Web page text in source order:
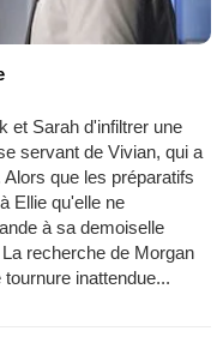
et Sarah d'infiltrer une
servant de Vivian, qui a
que les préparatifs
Ellie qu'elle ne
à sa demoiselle
recherche de Morgan
inattendue...